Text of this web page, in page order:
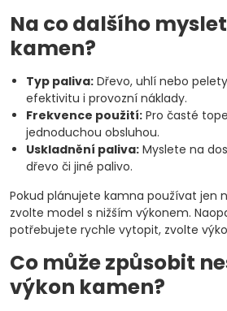
Na co dalšího
kamen?
Typ paliva: Dřevo, uhlí nebo
efektivitu i provozní náklady.
Frekvence použití: Pro časté
jednoduchou obsluhou.
Uskladnění paliva: Myslete na
dřevo či jiné palivo.
Pokud plánujete kamna používat jen
zvolte model s nižším výkonem.
potřebujete rychle vytopit, zvolte
Co může způsobit
výkon kamen?